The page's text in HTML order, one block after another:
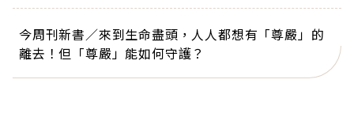
今周刊新書／來到生命盡頭，人人都想有「尊嚴」的
離去！但「尊嚴」能如何守護？